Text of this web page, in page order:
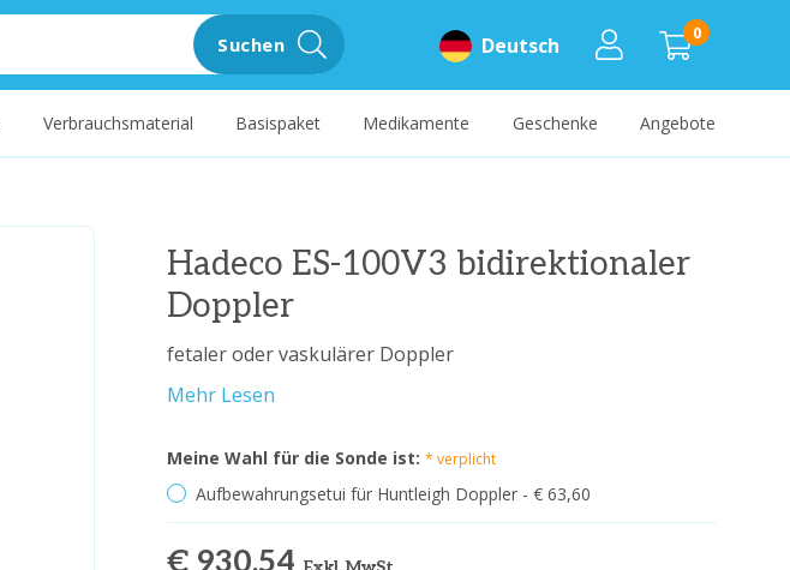
0
Deutsch
Suchen
Verbrauchsmaterial Basispaket Medikamente Geschenke Angebote
Hadeco ES-100V3 bidirektionaler
Doppler
fetaler oder vaskulärer Doppler
Mehr Lesen
Meine Wahl für die Sonde ist:* verplicht
Aufbewahrungsetui für Huntleigh Doppler - € 63,60